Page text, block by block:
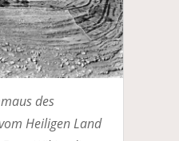
des
Heiligen Land